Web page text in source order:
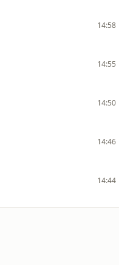
14:58
14:55
14:50
14:46
14:44